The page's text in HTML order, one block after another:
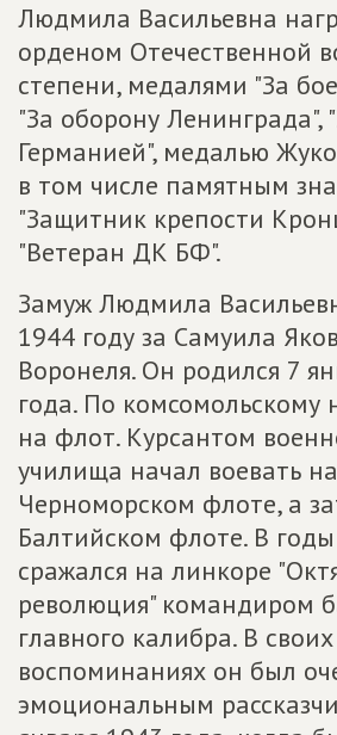
Людмила Васильевна
орденом Отечественной
степени, медалями "За
"За оборону Ленинграда",
Германией", медалью
в том числе памятным
"Защитник крепости
"Ветеран ДК БФ".
Замуж Людмила
1944 году за Самуила
Воронеля. Он родился 7
года. По комсомольскому
на флот. Курсантом
училища начал воевать на
Черноморском флоте, а
Балтийском флоте. В
сражался на линкоре
революция" командиром
главного калибра. В своих
воспоминаниях он был
эмоциональным